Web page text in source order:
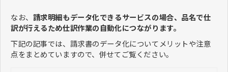
なお、 請求明細もデータ化できるサービスの場合、品名で仕
訳が行えるため仕訳作業の自動化につながります。
下記の記事では、請求書のデータ化についてメリットや注意
点をまとめていますので、併せてご覧ください。